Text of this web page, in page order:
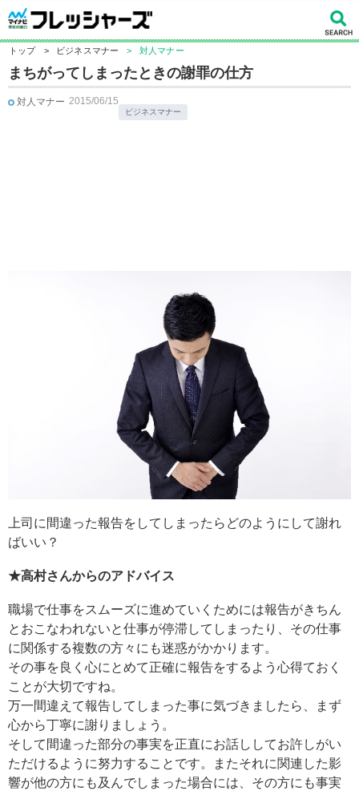
トップ > ビジネスマナー > 対人マナー
まちがってしまったときの謝罪の仕方
対人マナー 2015/06/15
ビジネスマナー
上司に間違った報告をしてしまったらどのようにして謝れ
ばいい？
★高村さんからのアドバイス
職場で仕事をスムーズに進めていくためには報告がきちん
とおこなわれないと仕事が停滞してしまったり、その仕事
に関係する複数の方々にも迷惑がかかります。
その事を良く心にとめて正確に報告をするよう心得ておく
ことが大切ですね。
万一間違えて報告してしまった事に気づきましたら、まず
心から丁寧に謝りましょう。
そして間違った部分の事実を正直にお話ししてお許しがい
ただけるように努力することです。またそれに関連した影
響が他の方にも及んでしまった場合には、その方にも事実